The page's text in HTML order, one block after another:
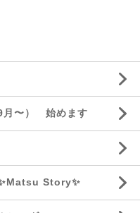
月〜） 始めます
Story✨